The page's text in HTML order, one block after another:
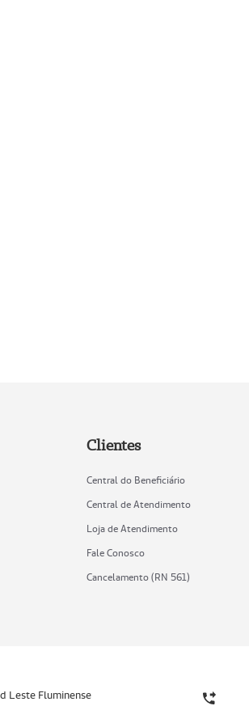
Clientes
Central do Beneficiário
Central de Atendimento
Loja de Atendimento
Fale Conosco
Cancelamento (RN 561)
Leste Fluminense